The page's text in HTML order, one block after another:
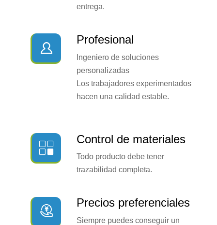
entrega.

Profesional
Ingeniero de soluciones
personalizadas
Los trabajadores experimentados
hacen una calidad estable.

Control de materiales
Todo producto debe tener
trazabilidad completa.

Precios preferenciales
Siempre puedes conseguir un